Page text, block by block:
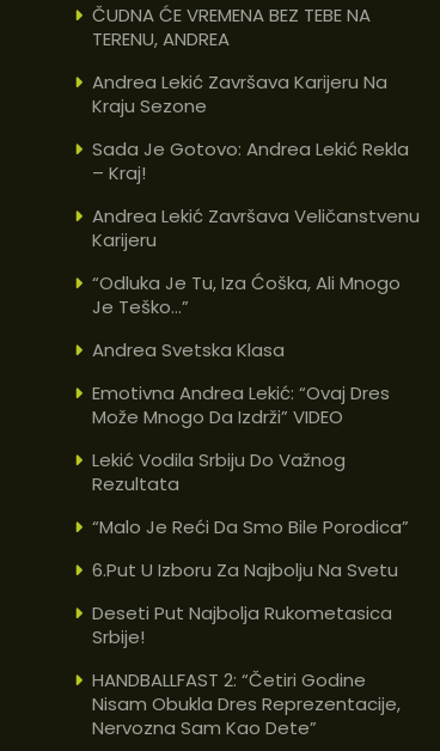
ČUDNA ĆE VREMENA BEZ TEBE NA
TERENU, ANDREA
Andrea Lekić Završava Karijeru Na
Kraju Sezone
Sada Je Gotovo: Andrea Lekić Rekla
– Kraj!
Andrea Lekić Završava Veličanstvenu
Karijeru
“Odluka Je Tu, Iza Ćoška, Ali Mnogo
Je Teško…”
Andrea Svetska Klasa
Emotivna Andrea Lekić: “Ovaj Dres
Može Mnogo Da Izdrži” VIDEO
Lekić Vodila Srbiju Do Važnog
Rezultata
“Malo Je Reći Da Smo Bile Porodica”
6.put U Izboru Za Najbolju Na Svetu
Deseti Put Najbolja Rukometasica
Srbije!
HANDBALLFAST 2: “Četiri Godine
Nisam Obukla Dres Reprezentacije,
Nervozna Sam Kao Dete”